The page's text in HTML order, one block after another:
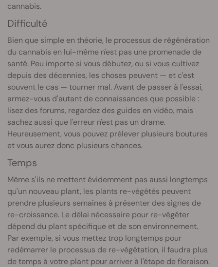
cannabis.
Difficulté
Bien que simple en théorie, le processus de régénération
du cannabis en lui-même n'est pas une promenade de
santé. Peu importe si vous débutez, ou si vous cultivez
depuis des décennies, les choses peuvent — et c'est
souvent le cas — tourner mal. Avant de passer à l'essai,
armez-vous d'autant de connaissances que possible :
lisez des forums, regardez des guides en vidéo, mais
sachez aussi que l'erreur n'est pas un drame.
Heureusement, vous pouvez prélever plusieurs boutures
et vous aurez donc plusieurs chances.
Temps
Même s'ils ne mettent évidemment pas aussi longtemps
qu'un nouveau plant, les plants re-végétés peuvent
prendre plusieurs semaines à présenter des signes de
re-croissance. Le délai nécessaire pour re-végéter
dépend du plant spécifique et de son environnement.
Par exemple, si vous mettez trop longtemps pour
redémarrer le processus de re-végétation, il faudra plus
de temps à votre plant pour arriver à l'étape de floraison.